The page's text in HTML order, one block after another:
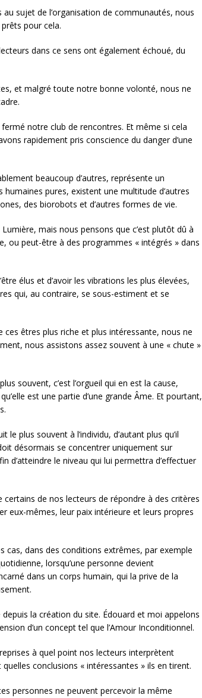
sujet de l’organisation de communautés, nous
pour cela.
dans ce sens ont également échoué, du
et malgré toute notre bonne volonté, nous ne
notre club de rencontres. Et même si cela
rapidement pris conscience du danger d’une
beaucoup d’autres, représente un
pures, existent une multitude d’autres
des biorobots et d’autres formes de vie.
mais nous pensons que c’est plutôt dû à
ou peut-être à des programmes « intégrés » dans
élus et d’avoir les vibrations les plus élevées,
qui, au contraire, se sous-estiment et se
êtres plus riche et plus intéressante, nous ne
nous assistons assez souvent à une « chute »
souvent, c’est l’orgueil qui en est la cause,
est une partie d’une grande Âme. Et pourtant,
plus souvent à l’individu, d’autant plus qu’il
désormais se concentrer uniquement sur
d’atteindre le niveau qui lui permettra d’effectuer
de nos lecteurs de répondre à des critères
eux-mêmes, leur paix intérieure et leurs propres
cas, dans des conditions extrêmes, par exemple
lorsqu’une personne devient
dans un corps humain, qui la prive de la
la création du site. Édouard et moi appelons
d’un concept tel que l’Amour Inconditionnel.
à quel point nos lecteurs interprètent
conclusions « intéressantes » ils en tirent.
personnes ne peuvent percevoir la même